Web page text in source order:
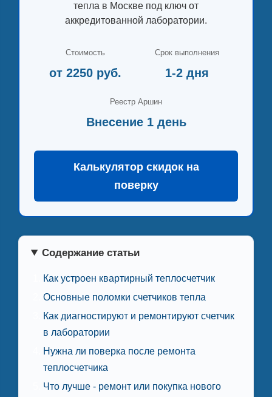
тепла в Москве под ключ от
аккредитованной лаборатории.
Стоимость
от 2250 руб.
Срок выполнения
1-2 дня
Реестр Аршин
Внесение 1 день
Калькулятор скидок на
поверку
Содержание статьи
Как устроен квартирный теплосчетчик
Основные поломки счетчиков тепла
Как диагностируют и ремонтируют счетчик
в лаборатории
Нужна ли поверка после ремонта
теплосчетчика
Что лучше - ремонт или покупка нового